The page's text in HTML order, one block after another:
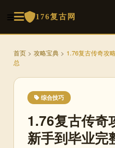
176复古网
首页 > 攻略宝典 > 1.76复古传奇攻
总
综合技巧
1.76复古传奇
新手到毕业完